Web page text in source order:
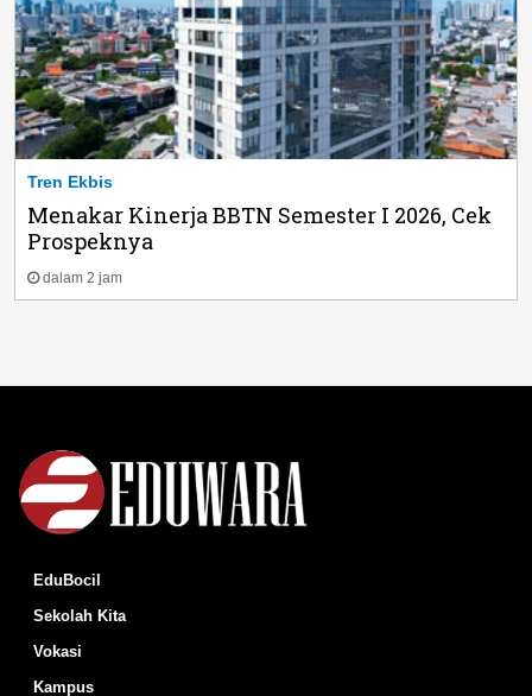
Tren Ekbis
Menakar Kinerja BBTN Semester I 2026, Cek
Prospeknya
dalam 2 jam
EduBocil
Sekolah Kita
Vokasi
Kampus